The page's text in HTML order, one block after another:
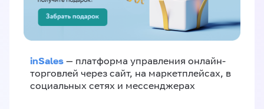
inSales — платформа управления онлайн-
торговлей через сайт, на маркетплейсах, в
социальных сетях и мессенджерах